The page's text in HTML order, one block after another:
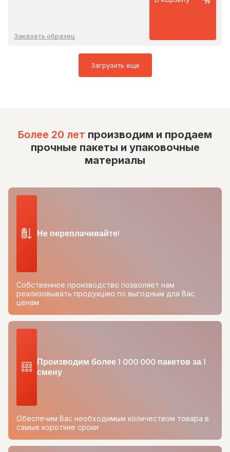
Заказать образец
Загрузить еще
Более 20 лет производим и продаем
прочные пакеты и упаковочные
материалы
Не переплачивайте!
Собственное производство позволяет нам
реализовывать продукцию по выгодным для Вас
ценам
Производим более 1 000 000 пакетов за 1
смену
Обеспечим Вас необходимым количеством товара в
самые короткие сроки